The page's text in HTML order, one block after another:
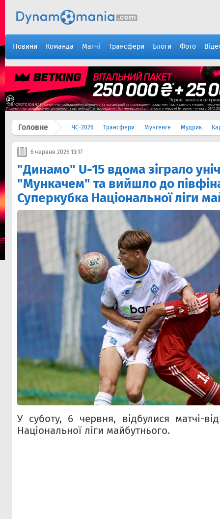
Новини Команда Матчі Трансфери Блоги Фото
Головне ЧС-2026 Трансфери Мунгенге Мудрик
6 червня 2026 13:17
"Динамо" U-15 вдома зіграло
"Мункачем" та вийшло до
Суперкубка Національної ліги
У суботу, 6 червня, відбулися матчі-
Національної ліги майбутнього.